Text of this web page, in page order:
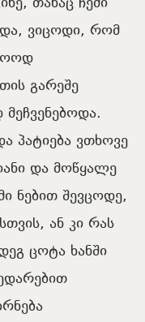
ვიცოდი, რომ
გარეშე
პატიება ვთხოვე
და მოწყალე
ნებით შევცოდე,
ან კი რას
ცოტა ხანში